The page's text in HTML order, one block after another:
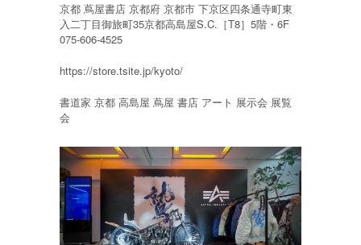
京都 蔦屋書店 京都府 京都市 下京区四条通寺町東
入二丁目御旅町35京都高島屋S.C.［T8］5階・6F
075-606-4525
https://store.tsite.jp/kyoto/
書道家 京都 高島屋 蔦屋 書店 アート 展示会 展覧
会